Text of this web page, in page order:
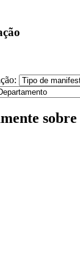
sobre